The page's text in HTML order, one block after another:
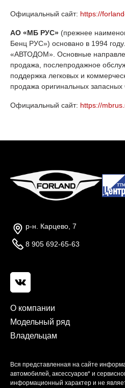
Официальный сайт: https://
АО «МБ РУС» (прежнее
Бенц PУC») основано в 1994
«АВТОДОМ». Основные
продажа, послепродажное
поддержка легковых и
продажа оригинальных запасных
Официальный сайт: https://
р-н. Карцево, 7
8 905 692-65-63
О компании
Модельный ряд
Владельцам
Вся представленная на сайте
автомобилей, аксессуаров* и
информационный характер и не